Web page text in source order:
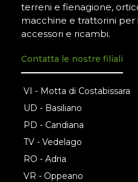
terreni e fienagione,
macchine e trattorini per
accessori e ricambi.
Contatta le nostre filiali
VI - Motta di Costabissara
UD - Basiliano
PD - Candiana
TV - Vedelago
RO - Adria
VR - Oppeano